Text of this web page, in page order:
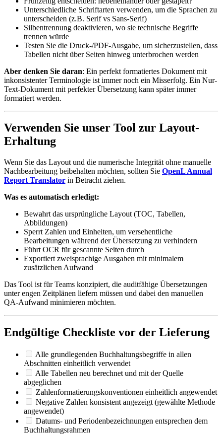
Unterschiedliche Schriftarten verwenden, um die Sprachen zu
unterscheiden (z.B. Serif vs Sans-Serif)
Silbentrennung deaktivieren, wo sie technische Begriffe
trennen würde
Testen Sie die Druck-/PDF-Ausgabe, um sicherzustellen, dass
Tabellen nicht über Seiten hinweg unterbrochen werden
Aber denken Sie daran: Ein perfekt formatiertes Dokument mit
inkonsistenter Terminologie ist immer noch ein Misserfolg. Ein Nur-
Text-Dokument mit perfekter Übersetzung kann später immer
formatiert werden.
Verwenden Sie unser Tool zur Layout-
Erhaltung
Wenn Sie das Layout und die numerische Integrität ohne manuelle
Nachbearbeitung beibehalten möchten, sollten Sie OpenL Annual
Report Translator in Betracht ziehen.
Was es automatisch erledigt:
Bewahrt das ursprüngliche Layout (TOC, Tabellen,
Abbildungen)
Sperrt Zahlen und Einheiten, um versehentliche
Bearbeitungen während der Übersetzung zu verhindern
Führt OCR für gescannte Seiten durch
Exportiert zweisprachige Ausgaben mit minimalem
zusätzlichen Aufwand
Das Tool ist für Teams konzipiert, die auditfähige Übersetzungen
unter engen Zeitplänen liefern müssen und dabei den manuellen
QA-Aufwand minimieren möchten.
Endgültige Checkliste vor der Lieferung
Alle grundlegenden Buchhaltungsbegriffe in allen
Abschnitten einheitlich verwendet
Alle Tabellen neu berechnet und mit der Quelle
abgeglichen
Zahlenformatierungskonventionen einheitlich angewendet
Negative Zahlen konsistent angezeigt (gewählte Methode
angewendet)
Datums- und Periodenbezeichnungen entsprechen dem
Buchhaltungsrahmen